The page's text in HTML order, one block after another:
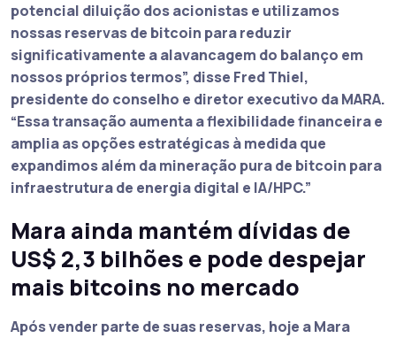
potencial diluição dos acionistas e utilizamos
nossas reservas de bitcoin para reduzir
significativamente a alavancagem do balanço em
nossos próprios termos”, disse Fred Thiel,
presidente do conselho e diretor executivo da MARA.
“Essa transação aumenta a flexibilidade financeira e
amplia as opções estratégicas à medida que
expandimos além da mineração pura de bitcoin para
infraestrutura de energia digital e IA/HPC.”
Mara ainda mantém dívidas de
US$ 2,3 bilhões e pode despejar
mais bitcoins no mercado
Após vender parte de suas reservas, hoje aMara